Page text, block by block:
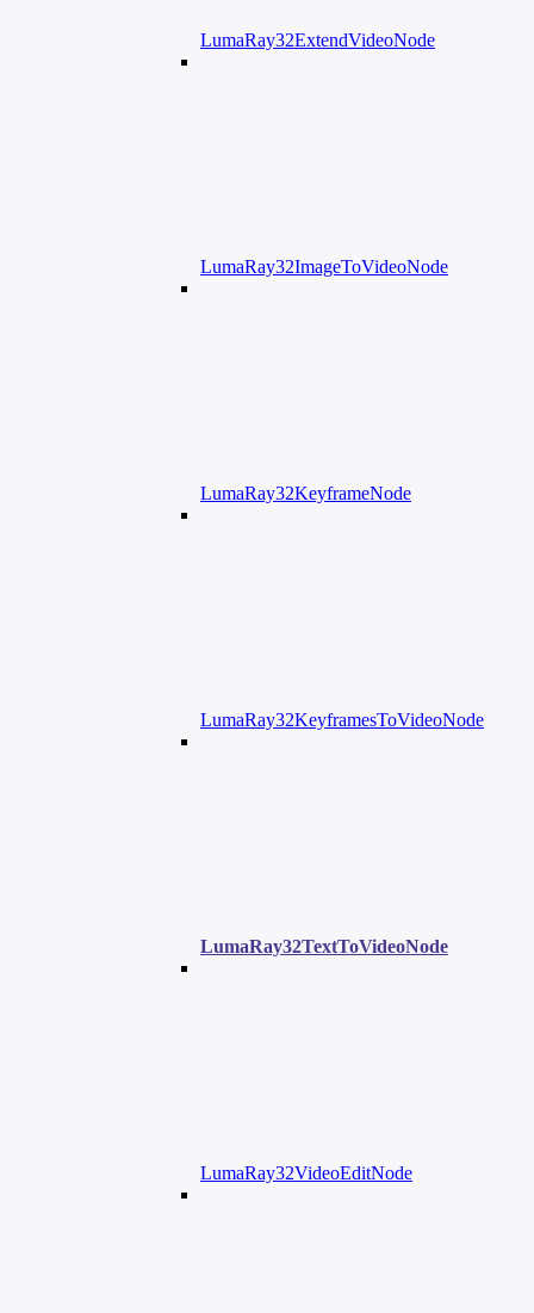
LumaRay32ExtendVideoNode
LumaRay32ImageToVideoNode
LumaRay32KeyframeNode
LumaRay32KeyframesToVideoNode
LumaRay32TextToVideoNode
LumaRay32VideoEditNode